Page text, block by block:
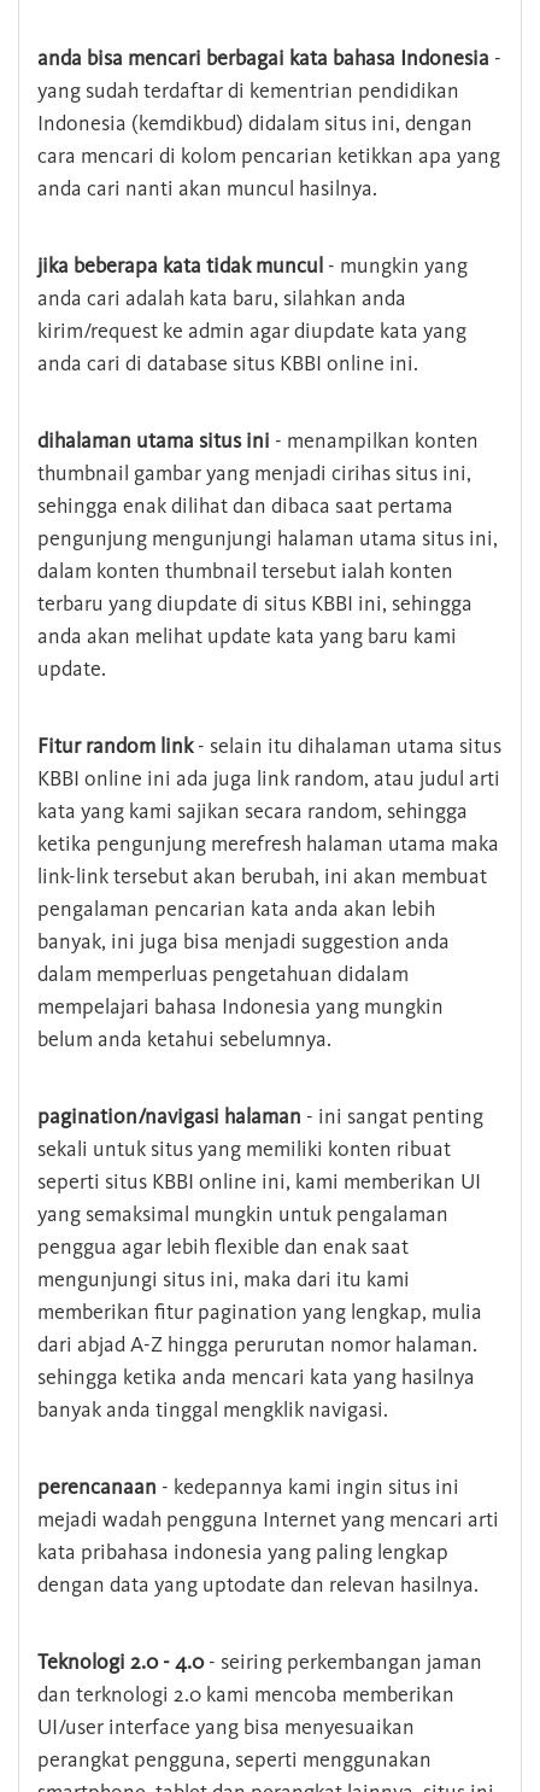
anda bisa mencari berbagai kata bahasa Indonesia -
yang sudah terdaftar di kementrian pendidikan
Indonesia (kemdikbud) didalam situs ini, dengan
cara mencari di kolom pencarian ketikkan apa yang
anda cari nanti akan muncul hasilnya.
jika beberapa kata tidak muncul - mungkin yang
anda cari adalah kata baru, silahkan anda
kirim/request ke admin agar diupdate kata yang
anda cari di database situs KBBI online ini.
dihalaman utama situs ini - menampilkan konten
thumbnail gambar yang menjadi cirihas situs ini,
sehingga enak dilihat dan dibaca saat pertama
pengunjung mengunjungi halaman utama situs ini,
dalam konten thumbnail tersebut ialah konten
terbaru yang diupdate di situs KBBI ini, sehingga
anda akan melihat update kata yang baru kami
update.
Fitur random link- selain itu dihalaman utama situs
KBBI online ini ada juga link random, atau judul arti
kata yang kami sajikan secara random, sehingga
ketika pengunjung merefresh halaman utama maka
link-link tersebut akan berubah, ini akan membuat
pengalaman pencarian kata anda akan lebih
banyak, ini juga bisa menjadi suggestion anda
dalam memperluas pengetahuan didalam
mempelajari bahasa Indonesia yang mungkin
belum anda ketahui sebelumnya.
pagination/navigasi halaman - ini sangat penting
sekali untuk situs yang memiliki konten ribuat
seperti situs KBBI online ini, kami memberikan UI
yang semaksimal mungkin untuk pengalaman
penggua agar lebih flexible dan enak saat
mengunjungi situs ini, maka dari itu kami
memberikan fitur pagination yang lengkap, mulia
dari abjad A-Z hingga perurutan nomor halaman.
sehingga ketika anda mencari kata yang hasilnya
banyak anda tinggal mengklik navigasi.
perencanaan - kedepannya kami ingin situs ini
mejadi wadah pengguna Internet yang mencari arti
kata pribahasa indonesia yang paling lengkap
dengan data yang uptodate dan relevan hasilnya.
Teknologi 2.0 - 4.0- seiring perkembangan jaman
dan terknologi 2.0 kami mencoba memberikan
UI/user interface yang bisa menyesuaikan
perangkat pengguna, seperti menggunakan